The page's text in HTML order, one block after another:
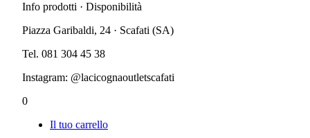
Info prodotti · Disponibilità
Piazza Garibaldi, 24 · Scafati (SA)
Tel. 081 304 45 38
Instagram: @lacicognaoutletscafati
0
Il tuo carrello